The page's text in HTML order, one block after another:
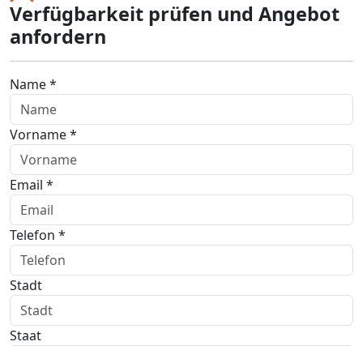
Verfügbarkeit prüfen und Angebot
anfordern
Name *
Vorname *
Email *
Telefon *
Stadt
Staat